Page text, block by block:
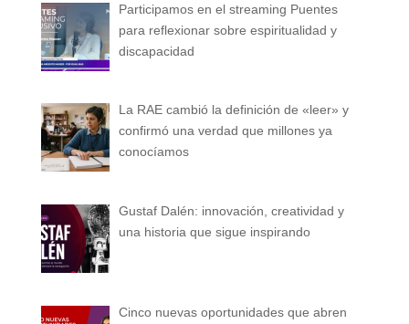
Participamos en el streaming Puentes
para reflexionar sobre espiritualidad y
discapacidad
La RAE cambió la definición de «leer» y
confirmó una verdad que millones ya
conocíamos
Gustaf Dalén: innovación, creatividad y
una historia que sigue inspirando
Cinco nuevas oportunidades que abren